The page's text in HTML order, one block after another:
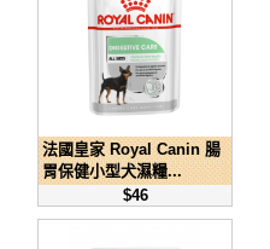
法國皇家 Royal Canin 腸
胃保健小型犬濕糧...
$46